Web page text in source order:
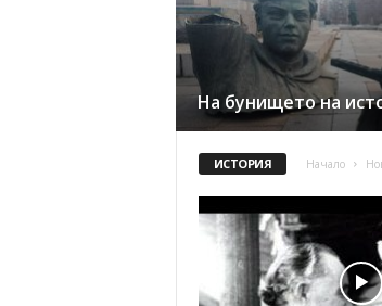
На бунището на
ИСТОРИЯ Начало